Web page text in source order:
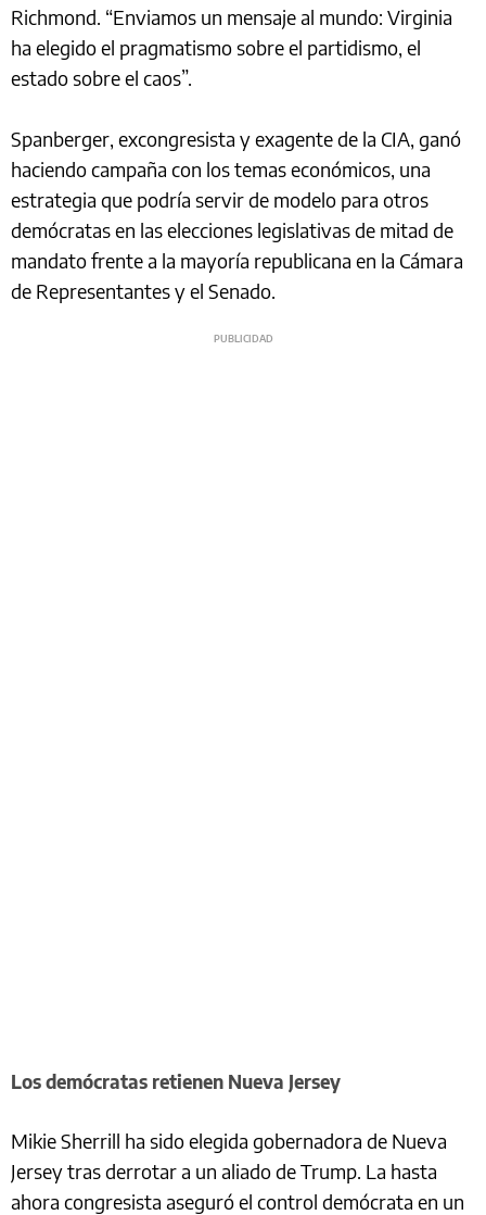
Richmond. “Enviamos un mensaje al mundo: Virginia
ha elegido el pragmatismo sobre el partidismo, el
estado sobre el caos”.
Spanberger, excongresista y exagente de la CIA, ganó
haciendo campaña con los temas económicos, una
estrategia que podría servir de modelo para otros
demócratas en las elecciones legislativas de mitad de
mandato frente a la mayoría republicana en la Cámara
de Representantes y el Senado.
Los demócratas retienen Nueva Jersey
Mikie Sherrill ha sido elegida gobernadora de Nueva
Jersey tras derrotar a un aliado de Trump. La hasta
ahora congresista aseguró el control demócrata en un